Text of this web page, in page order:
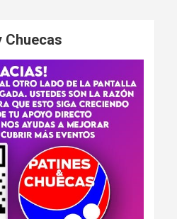
Chuecas